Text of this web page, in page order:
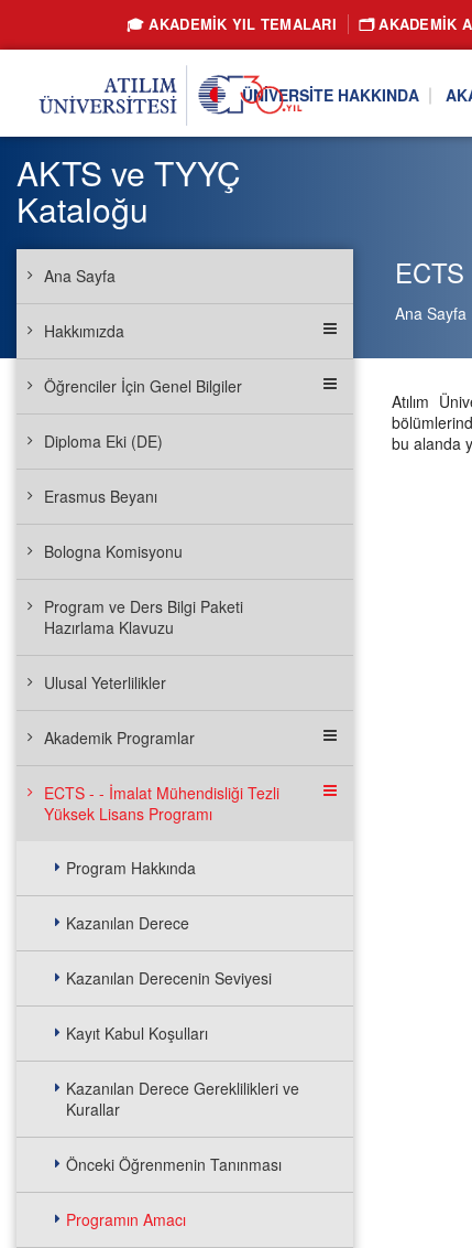
🎓 AKADEMİK YIL TEMALARI 🗂️ AKADEMIK
ÜNIVERSITE HAKKINDA
Ana Sayfa
AKTS ve TYYÇ
Kataloğu
Ana Sayfa
Hakkımızda
Öğrenciler İçin Genel Bilgiler
Diploma Eki (DE)
Erasmus Beyanı
Bologna Komisyonu
Program ve Ders Bilgi Paketi
Hazırlama Klavuzu
Ulusal Yeterlilikler
Akademik Programlar
ECTS - - İmalat Mühendisliği Tezli
Yüksek Lisans Programı
Program Hakkında
Kazanılan Derece
Kazanılan Derecenin Seviyesi
Kayıt Kabul Koşulları
Kazanılan Derece Gereklilikleri ve
Kurallar
Önceki Öğrenmenin Tanınması
Programın Amacı
Atılım
bu alanda